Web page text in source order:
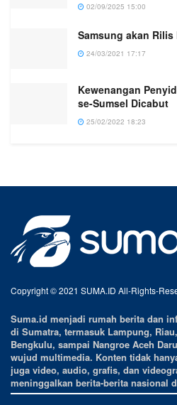
02/09/2025 15:00
Samsung akan
24/03/2021 17:17
Kewenangan
se-Sumsel Dicabut
25/02/2022 18:23
Copyright © 2021 SUMA.ID All-Rights-
Suma.id menjadi rumah berita dan
di Sumatra, termasuk Lampung,
Bengkulu, sampai Nangroe Aceh
wujud multimedia. Konten tidak
juga video, audio, grafis, dan
meninggalkan berita-berita nasional